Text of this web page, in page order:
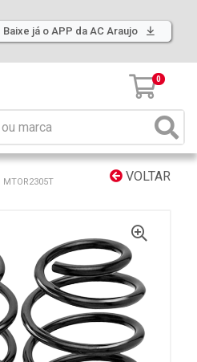
Baixe já o APP da AC Araujo
0
VOLTAR
MTOR2305T